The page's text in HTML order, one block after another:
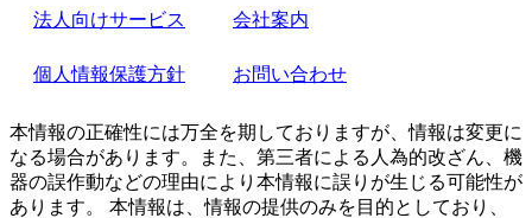
法人向けサービス 会社案内
個人情報保護方針 お問い合わせ
本情報の正確性には万全を期しておりますが、情報は変更に
なる場合があります。また、第三者による人為的改ざん、機
器の誤作動などの理由により本情報に誤りが生じる可能性が
あります。 本情報は、情報の提供のみを目的としており、